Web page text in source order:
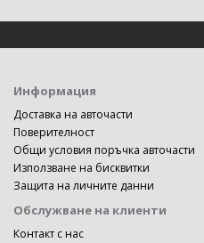
Информация
Доставка на авточасти
Поверителност
Общи условия поръчка авточасти
Използване на бисквитки
Защита на личните данни
Обслужване на клиенти
Контакт с нас